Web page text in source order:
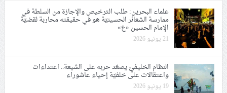
علماء البحرين: طلب الترخيص والإجازة من السلطة في
ممارسة الشعائر الحسينيّة هو في حقيقته محاربة لقضيّة
الإمام الحسين «ع»
21 يونيو 2026
النظام الخليفيّ يصعّد حربه على الشيعة.. اعتداءات
واعتقالات على خلفيّة إحياء عاشوراء
19 يونيو 2026